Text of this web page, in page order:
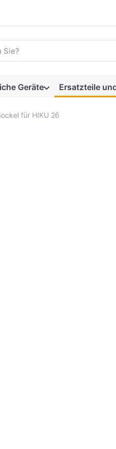
ein. Während Sie
Geräte Ersatzteile
für HIKU 26